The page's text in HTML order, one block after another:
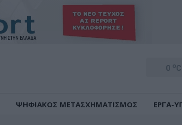
0 oC
ΨΗΦΙΑΚΟΣ ΜΕΤΑΣΧΗΜΑΤΙΣΜΟΣ ΕΡΓΑ-